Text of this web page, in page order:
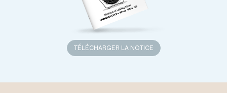
TÉLÉCHARGER LA NOTICE